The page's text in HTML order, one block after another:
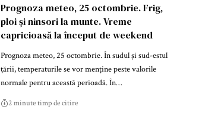
Prognoza meteo, 25 octombrie. Frig,
ploi și ninsori la munte. Vreme
capricioasă la început de weekend
Prognoza meteo, 25 octombrie. În sudul și sud-estul
țării, temperaturile se vor menține peste valorile
normale pentru această perioadă. În…
2 minute timp de citire